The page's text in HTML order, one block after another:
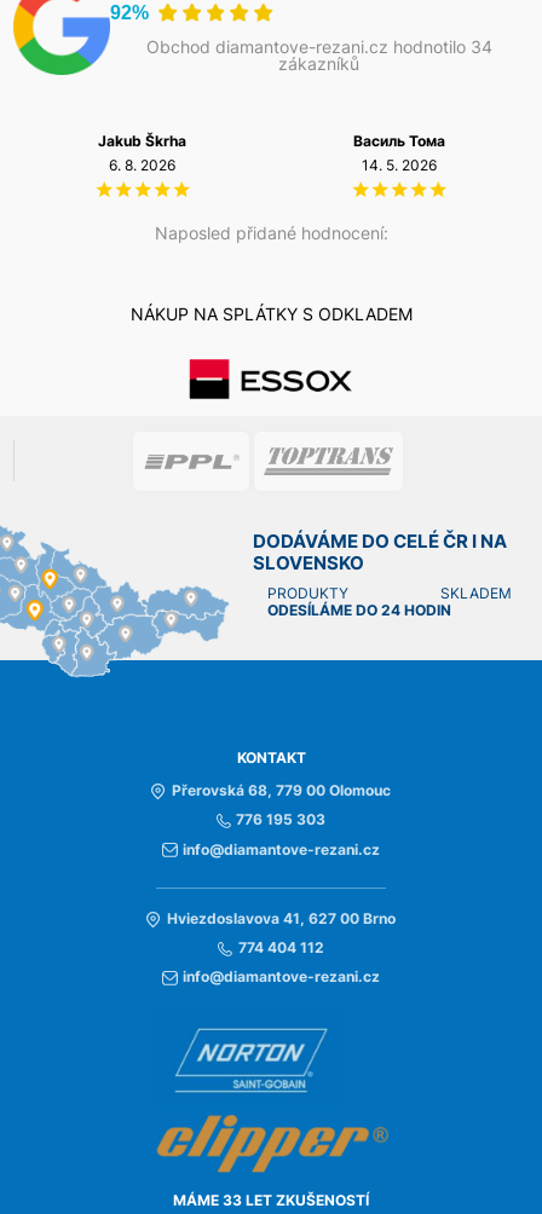
92%
Obchod diamantove-rezani.cz hodnotilo 34
zákazníků
Naposled přidané hodnocení:
Jakub Škrha
6. 8. 2026
Василь Тома
14. 5. 2026
NÁKUP NA SPLÁTKY S ODKLADEM
DODÁVÁME DO CELÉ ČR I NA
SLOVENSKO
PRODUKTY SKLADEM
ODESÍLÁME DO 24 HODIN
KONTAKT
Přerovská 68, 779 00 Olomouc
776 195 303
info@diamantove-rezani.cz
Hviezdoslavova 41, 627 00 Brno
774 404 112
info@diamantove-rezani.cz
MÁME 33 LET ZKUŠENOSTÍ